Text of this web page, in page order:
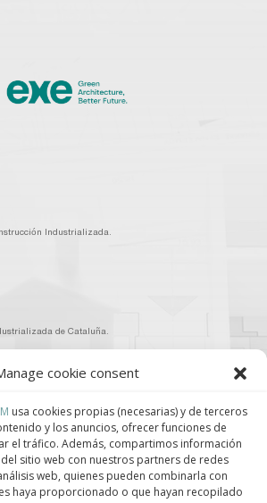
cookie consent
usa cookies propias (necesarias) y de terceros
y los anuncios, ofrecer funciones de
el tráfico. Además, compartimos información
sitio web con nuestros partners de redes
web, quienes pueden combinarla con
haya proporcionado o que hayan recopilado
Industrializada.
de Cataluña.
en Bioconstrucción y Paisajismo.